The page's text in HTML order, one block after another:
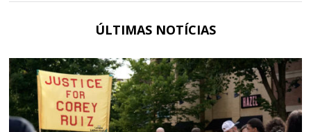
ÚLTIMAS NOTÍCIAS